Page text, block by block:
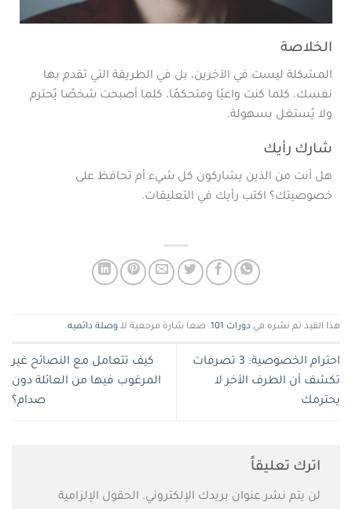
الخلاصة
المشكلة ليست في الآخرين، بل في الطريقة التي تقدم بها
نفسك. كلما كنت واعيًا ومتحكمًا، كلما أصبحت شخصًا يُحترم
ولا يُستغل بسهولة.
شارك رأيك
هل أنت من الذين يشاركون كل شيء أم تحافظ على
خصوصيتك؟ اكتب رأيك في التعليقات.
هذا القيد تم نشره في دورات 101 . ضعا شارة مرجعية للـ وصلة دائميه.
احترام الخصوصية: 3 تصرفات
تكشف أن الطرف الآخر لا
يحترمك
كيف تتعامل مع النصائح غير
المرغوب فيها من العائلة دون
صدام؟
اترك تعليقاً
لن يتم نشر عنوان بريدك الإلكتروني. الحقول الإلزامية